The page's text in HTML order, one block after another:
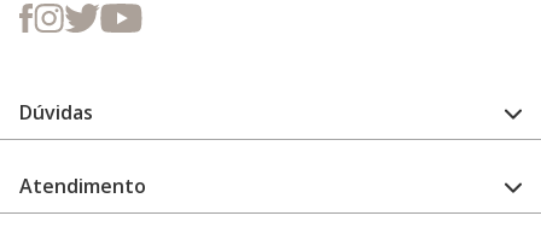
Dúvidas
Guia de medidas
Atendimento